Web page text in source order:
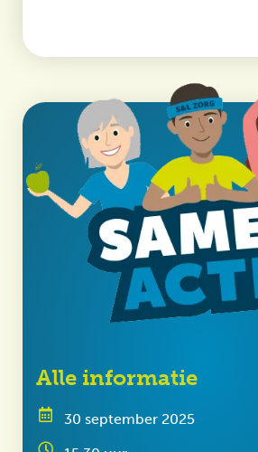
Alle informatie
30 september 2025